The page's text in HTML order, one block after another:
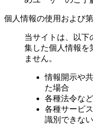
個人情報の使用および
当サイトは、以下
集した個人情報を
ません。
情報開示や
た場合
各種法令な
各種サービ
識別できな